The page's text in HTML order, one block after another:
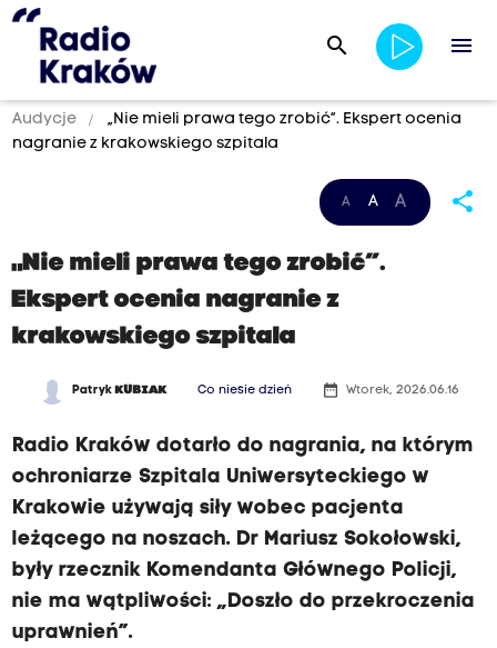
search menu
Audycje
„Nie mieli prawa tego zrobić”. Ekspert ocenia
nagranie z krakowskiego szpitala
A A A share
„Nie mieli prawa tego zrobić”.
Ekspert ocenia nagranie z
krakowskiego szpitala
Patryk KUBIAK Co niesie dzień date_range Wtorek, 2026.06.16
Radio Kraków dotarło do nagrania, na którym
ochroniarze Szpitala Uniwersyteckiego w
Krakowie używają siły wobec pacjenta
leżącego na noszach. Dr Mariusz Sokołowski,
były rzecznik Komendanta Głównego Policji,
nie ma wątpliwości: „Doszło do przekroczenia
uprawnień”.